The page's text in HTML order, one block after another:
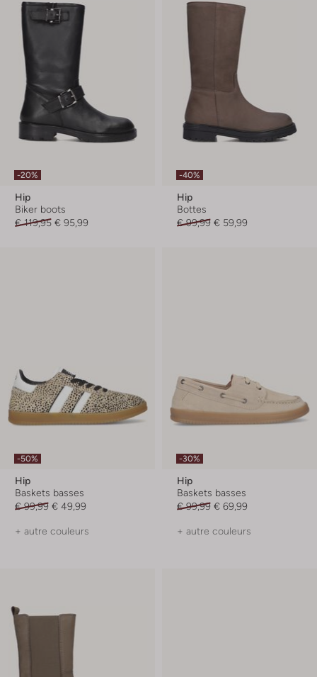
-20%
Hip
Biker boots
€ 119,95 € 95,99
-40%
Hip
Bottes
€ 99,99 € 59,99
-50%
Hip
Baskets basses
€ 99,99 € 49,99
+ autre couleurs
-30%
Hip
Baskets basses
€ 99,99 € 69,99
+ autre couleurs